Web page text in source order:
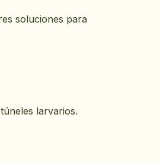
soluciones para
larvarios.